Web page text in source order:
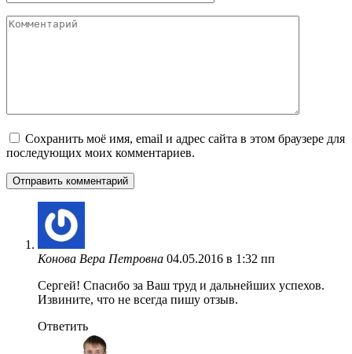
Комментарий
Сохранить моё имя, email и адрес сайта в этом браузере для
последующих моих комментариев.
Конова Вера Петровна 04.05.2016 в 1:32 пп
Сергей! Спасибо за Ваш труд и дальнейших успехов.
Извините, что не всегда пишу отзыв.
Ответить